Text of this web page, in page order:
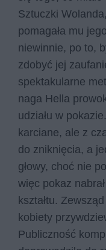
Sztuczki
pomagała mu
niewinnie, po to,
zdobyć jej
spektakularne
naga Hella
udziału w
karciane, ale z
do zniknięcia, a
głowy, choć nie
więc pokaz
kształtu.
kobiety
Publiczność